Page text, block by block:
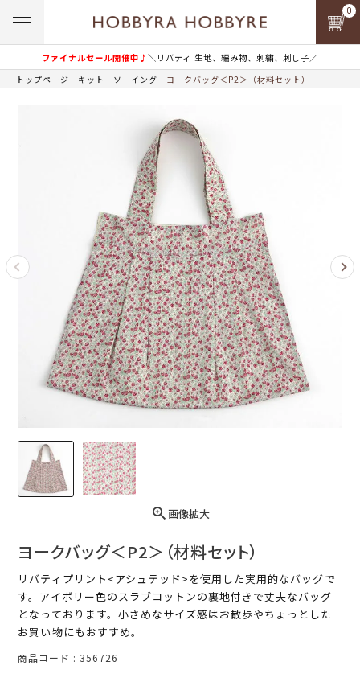
ファイナルセール開催中♪＼リバティ 生地、編み物、刺繍、刺し子／
0
トップページ キット ソーイング ヨークバッグ＜P2＞（材料セット）
画像拡大
ヨークバッグ＜P2＞（材料セット）
リバティプリント<アシュテッド>を使用した実用的なバッグで
す。アイボリー色のスラブコットンの裏地付きで丈夫なバッグ
となっております。小さめなサイズ感はお散歩やちょっとした
お買い物にもおすすめ。
商品コード 356726